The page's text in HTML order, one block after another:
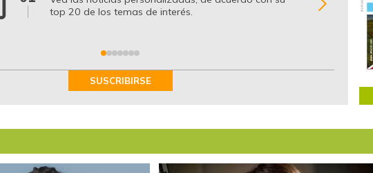
top 20 de los temas de interés.
SUSCRIBIRSE